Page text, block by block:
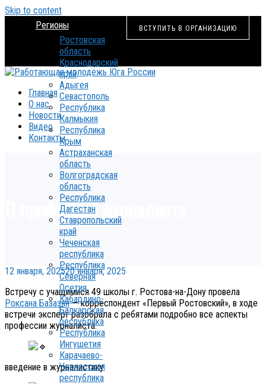
Skip to content
ВСТУПИТЬ В ОРГАНИЗАЦИЮ
Регионы
Ростовская
область
Краснодарский
край
Адыгея
Севастополь
Республика
Калмыкия
Республика
Крым
Астраханская
область
Волгоградская
область
Республика
Дагестан
Ставропольский
край
Чеченская
республика
Республика
Северная
Осетия
Кабардино-
Балкарская
республика
Республика
Ингушетия
Карачаево-
Черкесская
республика
Главная
О нас
Новости
Видео
Контакты
О профессии журналиста
12 января, 202520 января, 2025
Встречу с учащимися 49 школы г. Ростова-на-Дону провела
Роксана Базазян— корреспондент «Первый Ростовский», в ходе
встречи эксперт разобрала с ребятами подробно все аспекты
профессии журналиста:
введение в журналистику